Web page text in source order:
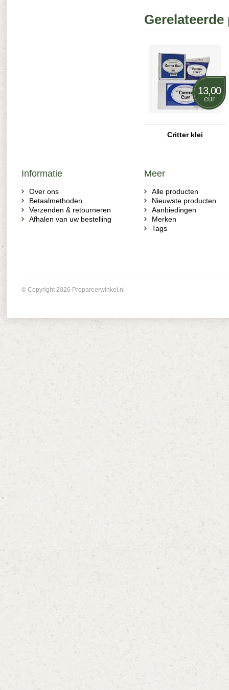
13,00
eur
Critter klei
Informatie
Over ons
Betaalmethoden
Verzenden & retourneren
Afhalen van uw bestelling
Meer
Alle producten
Nieuwste producten
Aanbiedingen
Merken
Tags
© Copyright 2026 Prepareerwinkel.nl